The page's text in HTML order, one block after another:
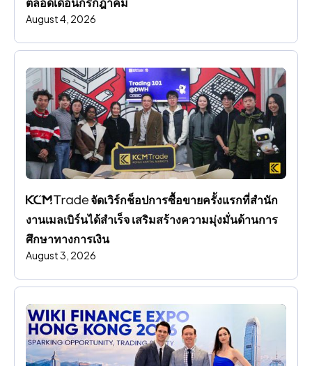
August 4, 2026
จัดเวิร์กช็อปการซื้อขายครั้งแรกที่สํานัก
งานเมลเบิร์นได้สําเร็จ เสริมสร้างความมุ่งมั่นด้านการ
ศึกษาทางการเงิน
August 3, 2026